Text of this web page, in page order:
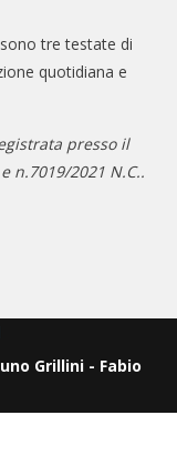
sono tre testate di
quotidiana e
presso il
n.7019/2021 N.C..
Grillini - Fabio